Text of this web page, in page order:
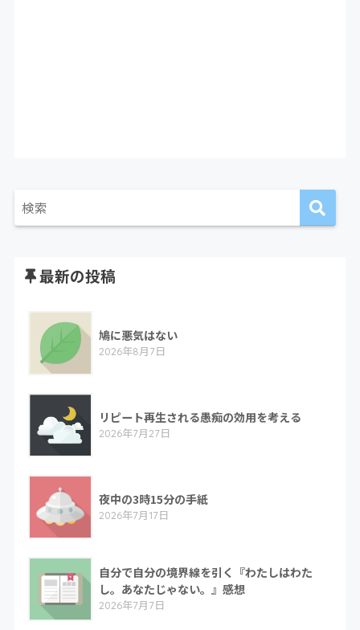
最新の投稿
鳩に悪気はない
2026年8月7日
リピート再生される愚痴の効用を考える
2026年7月27日
夜中の3時15分の手紙
2026年7月17日
自分で自分の境界線を引く『わたしはわた
し。あなたじゃない。』感想
2026年7月7日